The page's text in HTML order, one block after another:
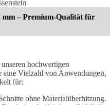
mm – Premium-Qualität für
hochwertigen
eine Vielzahl von Anwendungen,
für:
ohne Materialüberhitzung.